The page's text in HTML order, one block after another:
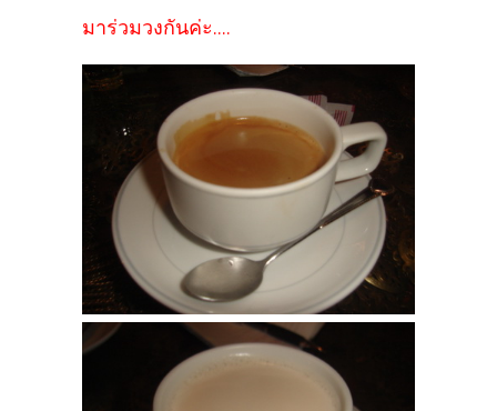
มาร่วมวงกันค่ะ....